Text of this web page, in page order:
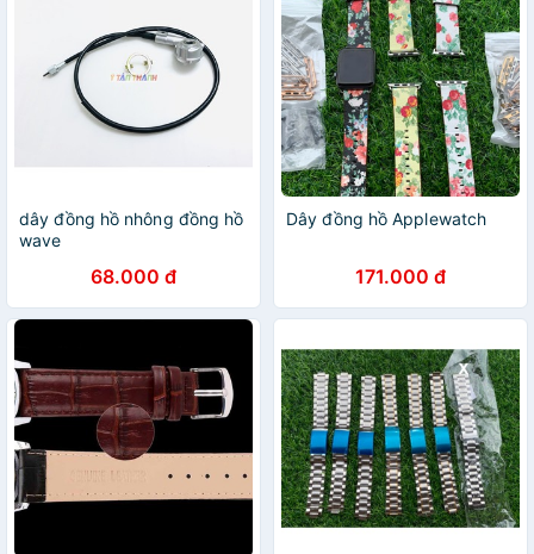
dây đồng hồ nhông đồng hồ
wave
68.000 đ
Dây đồng hồ Applewatch
171.000 đ